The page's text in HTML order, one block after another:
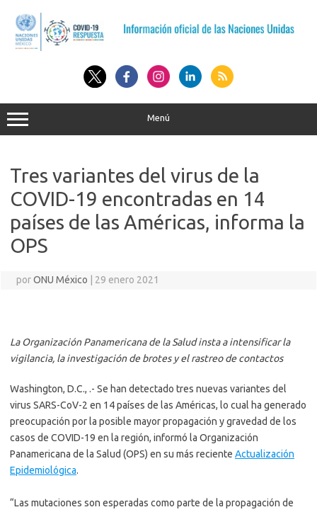
contenido
Menú
Tres variantes del virus de la
COVID-19 encontradas en 14
países de las Américas, informa la
OPS
porONU México 29 enero 2021
La Organización Panamericana de la Salud insta a intensificar la
vigilancia, la investigación de brotes y el rastreo de contactos
Washington, D.C., .- Se han detectado tres nuevas variantes del
virus SARS-CoV-2 en 14 países de las Américas, lo cual ha generado
preocupación por la posible mayor propagación y gravedad de los
casos de COVID-19 en la región, informó la Organización
Panamericana de la Salud (OPS) en su más reciente Actualización
Epidemiológica.
“Las mutaciones son esperadas como parte de la propagación de